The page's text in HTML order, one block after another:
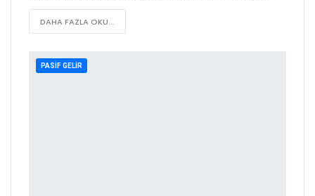
DAHA FAZLA OKU...
PASIF GELIR